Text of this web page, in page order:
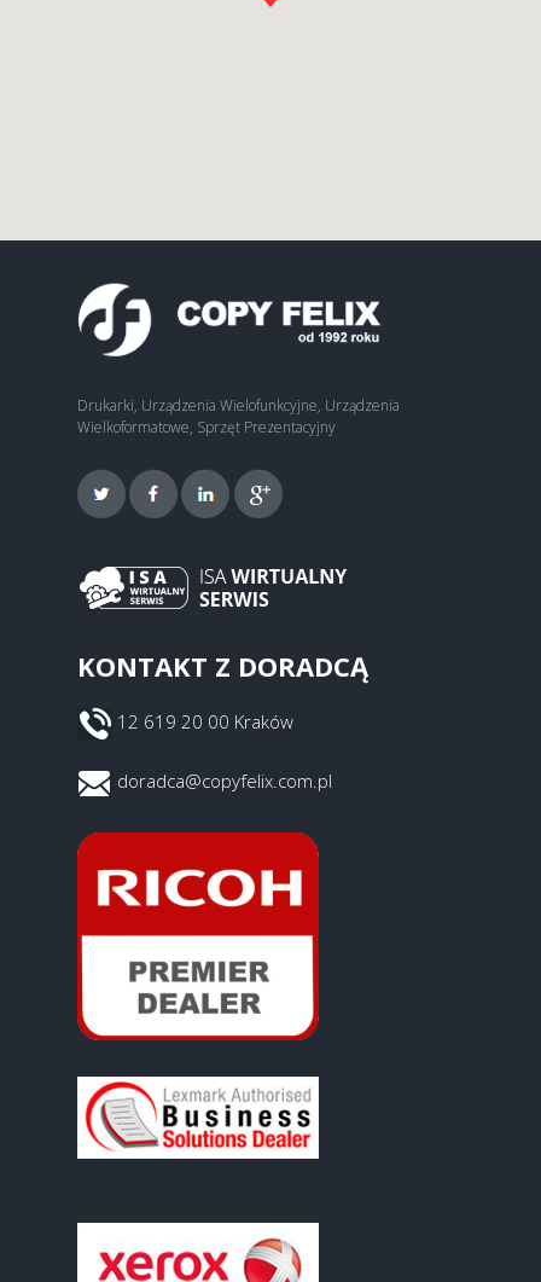
Drukarki, Urządzenia Wielofunkcyjne, Urządzenia
Wielkoformatowe, Sprzęt Prezentacyjny
KONTAKT Z DORADCĄ
12 619 20 00 Kraków
doradca@copyfelix.com.pl